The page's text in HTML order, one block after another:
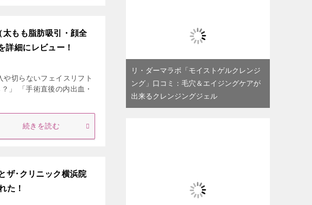
もも脂肪吸引・顔全
詳細にレビュー！
や切らないフェイスリフト
」 「手術直後の内出血・
続きを読む
ザ･クリニック横浜院
た！
リ・ダーマラボ「モイストゲルクレンジ
ング」口コミ：毛穴＆エイジングケアが
出来るクレンジングジェル